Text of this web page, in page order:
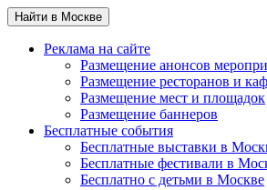
Найти в Москве
Реклама на сайте
Размещение анонсов
Размещение ресторанов и
Размещение мест и площадок
Размещение баннеров
Бесплатные события
Бесплатные выставки в
Бесплатные фестивали в
Бесплатно с детьми в Москве